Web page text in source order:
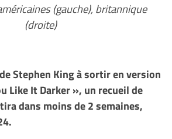
(gauche), britannique
(droite)
Stephen King à sortir en version
Like It Darker », un recueil de
dans moins de 2 semaines,